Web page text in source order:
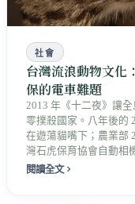
社會
台灣流浪動物文化
保的電車難題
2013 年《十二夜》讓
零撲殺國家。八年後的
在遊蕩貓嘴下；農業部
灣石虎保育協會自動相
保不是對立，是這座島
閱讀全文